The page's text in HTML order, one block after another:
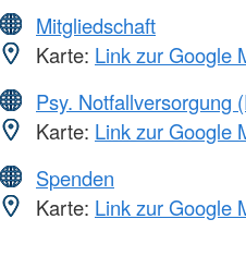
Mitgliedschaft
Karte: Link zur Google
Psy. Notfallversorgung
Karte: Link zur Google
Spenden
Karte: Link zur Google